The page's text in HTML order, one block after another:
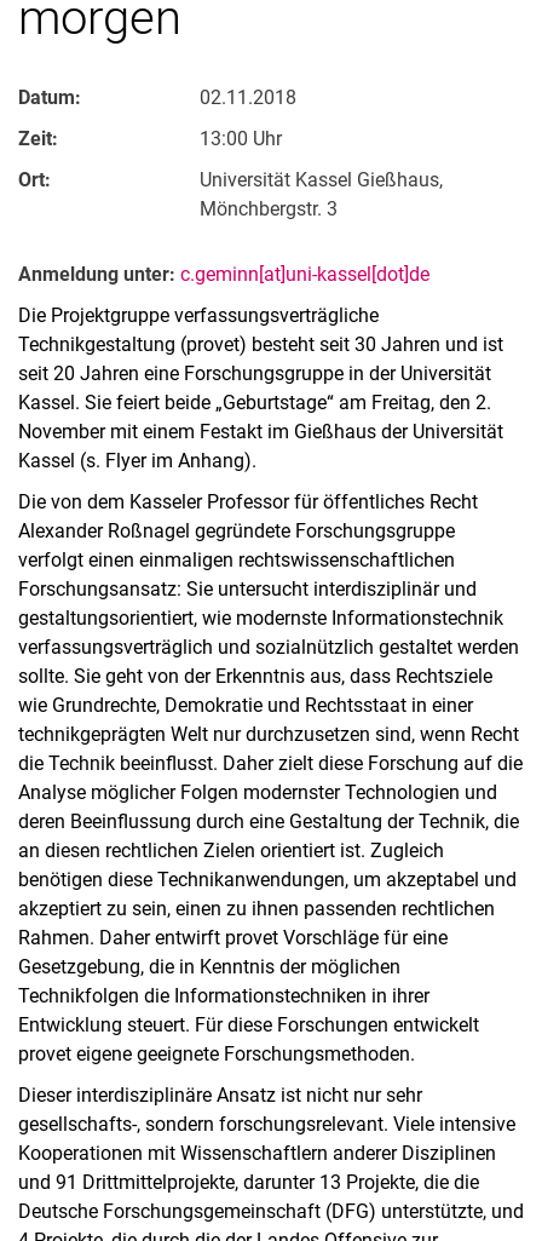
morgen
Datum:
02.11.2018
Zeit:
13:00 Uhr
Ort:
Universität Kassel Gießhaus,
Mönchbergstr. 3
Anmeldung unter: c.geminn[at]uni-kassel[dot]de
Die Projektgruppe verfassungsverträgliche
Technikgestaltung (provet) besteht seit 30 Jahren und ist
seit 20 Jahren eine Forschungsgruppe in der Universität
Kassel. Sie feiert beide „Geburtstage“ am Freitag, den 2.
November mit einem Festakt im Gießhaus der Universität
Kassel (s. Flyer im Anhang).
Die von dem Kasseler Professor für öffentliches Recht
Alexander Roßnagel gegründete Forschungsgruppe
verfolgt einen einmaligen rechtswissenschaftlichen
Forschungsansatz: Sie untersucht interdisziplinär und
gestaltungsorientiert, wie modernste Informationstechnik
verfassungsverträglich und sozialnützlich gestaltet werden
sollte. Sie geht von der Erkenntnis aus, dass Rechtsziele
wie Grundrechte, Demokratie und Rechtsstaat in einer
technikgeprägten Welt nur durchzusetzen sind, wenn Recht
die Technik beeinflusst. Daher zielt diese Forschung auf die
Analyse möglicher Folgen modernster Technologien und
deren Beeinflussung durch eine Gestaltung der Technik, die
an diesen rechtlichen Zielen orientiert ist. Zugleich
benötigen diese Technikanwendungen, um akzeptabel und
akzeptiert zu sein, einen zu ihnen passenden rechtlichen
Rahmen. Daher entwirft provet Vorschläge für eine
Gesetzgebung, die in Kenntnis der möglichen
Technikfolgen die Informationstechniken in ihrer
Entwicklung steuert. Für diese Forschungen entwickelt
provet eigene geeignete Forschungsmethoden.
Dieser interdisziplinäre Ansatz ist nicht nur sehr
gesellschafts-, sondern forschungsrelevant. Viele intensive
Kooperationen mit Wissenschaftlern anderer Disziplinen
und 91 Drittmittelprojekte, darunter 13 Projekte, die die
Deutsche Forschungsgemeinschaft (DFG) unterstützte, und